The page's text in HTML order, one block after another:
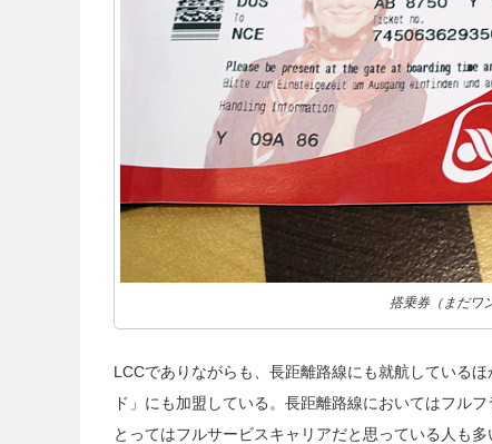
搭乗券（まだワ
LCCでありながらも、長距離路線にも就航している
ド」にも加盟している。長距離路線においてはフル
とってはフルサービスキャリアだと思っている人も